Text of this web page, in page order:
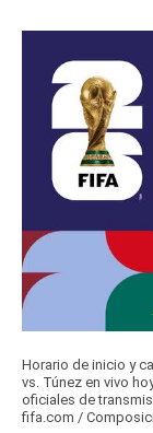
Horario de inicio y
vs. Túnez en vivo
oficiales de
fifa.com /